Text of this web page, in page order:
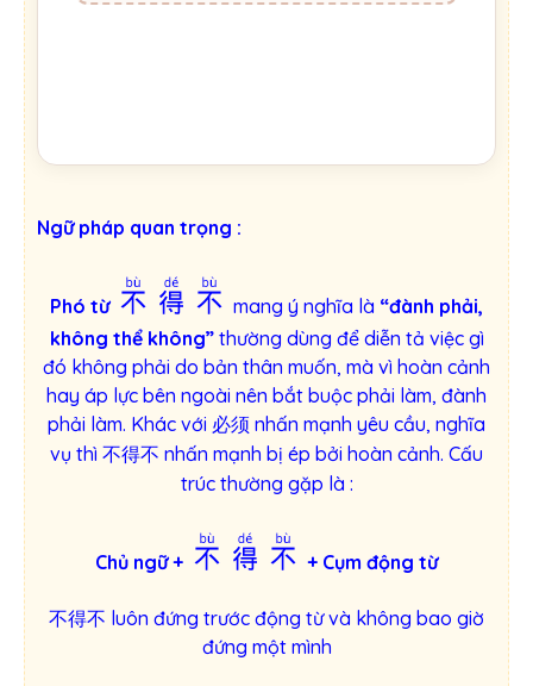
Ngữ pháp quan trọng :
Phó từ 不得不 mang ý nghĩa là “đành phải,
không thể không” thường dùng để diễn tả việc gì
đó không phải do bản thân muốn, mà vì hoàn cảnh
hay áp lực bên ngoài nên bắt buộc phải làm, đành
phải làm. Khác với 必须 nhấn mạnh yêu cầu, nghĩa
vụ thì 不得不 nhấn mạnh bị ép bởi hoàn cảnh. Cấu
trúc thường gặp là :
Chủ ngữ + 不得不 + Cụm động từ
不得不 luôn đứng trước động từ và không bao giờ
đứng một mình